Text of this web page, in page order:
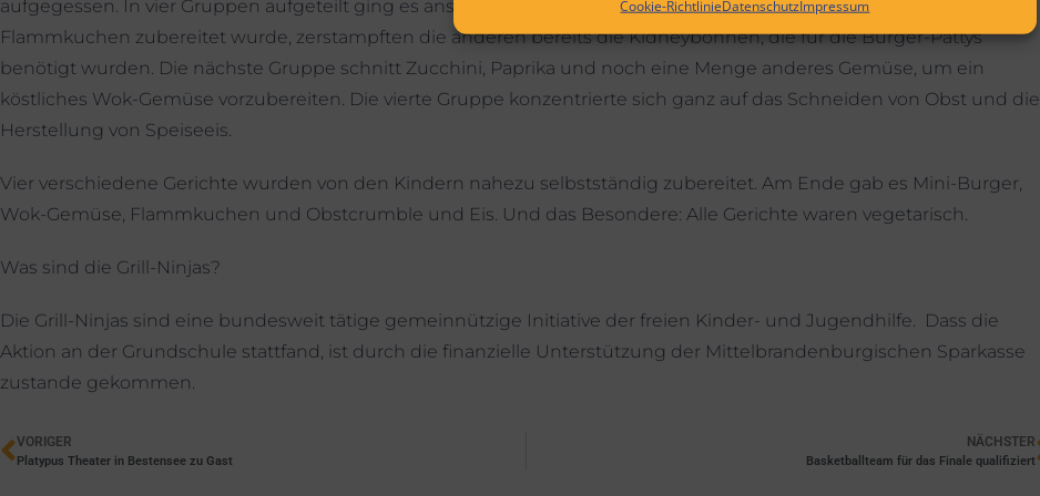
Cookie-RichtlinieDatenschutzImpressum
aufgegessen. In vier Gruppen aufgeteilt ging es ans Werk. Während in der einen Gruppe der Teig für den
Flammkuchen zubereitet wurde, zerstampften die anderen bereits die Kidneybohnen, die für die Burger-Pattys
benötigt wurden. Die nächste Gruppe schnitt Zucchini, Paprika und noch eine Menge anderes Gemüse, um ein
köstliches Wok-Gemüse vorzubereiten. Die vierte Gruppe konzentrierte sich ganz auf das Schneiden von Obst und die
Herstellung von Speiseeis.
Vier verschiedene Gerichte wurden von den Kindern nahezu selbstständig zubereitet. Am Ende gab es Mini-Burger,
Wok-Gemüse, Flammkuchen und Obstcrumble und Eis. Und das Besondere: Alle Gerichte waren vegetarisch.
Was sind die Grill-Ninjas?
Die Grill-Ninjas sind eine bundesweit tätige gemeinnützige Initiative der freien Kinder- und Jugendhilfe. Dass die
Aktion an der Grundschule stattfand, ist durch die finanzielle Unterstützung der Mittelbrandenburgischen Sparkasse
zustande gekommen.
VORIGER
Platypus Theater in Bestensee zu Gast
NÄCHSTER
Basketballteam für das Finale qualifiziert